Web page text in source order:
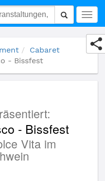
Cabaret
- Bissfest
- Bissfest
Vita im